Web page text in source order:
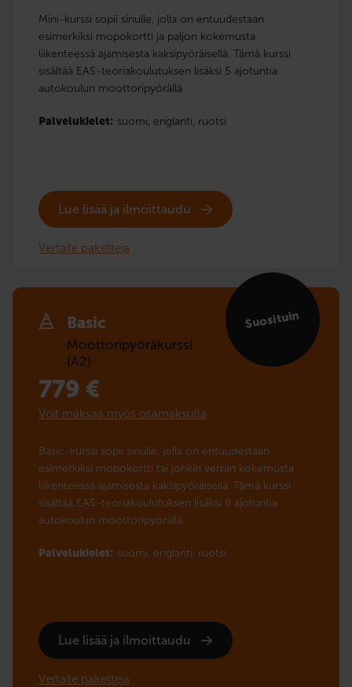
Mini-kurssi sopii sinulle, jolla on entuudestaan
esimerkiksi mopokortti ja paljon kokemusta
liikenteessä ajamisesta kaksipyöräisellä. Tämä kurssi
sisältää EAS-teoriakoulutuksen lisäksi 5 ajotuntia
autokoulun moottoripyörällä
Palvelukielet: suomi, englanti, ruotsi
Lue lisää ja ilmoittaudu
Vertaile paketteja
Basic
Moottoripyöräkurssi
(A2)
Suosituin
779 €
Voit maksaa myös osamaksulla
Basic-kurssi sopii sinulle, jolla on entuudestaan
esimerkiksi mopokortti tai jonkin verran kokemusta
liikenteessä ajamisesta kaksipyöräisellä. Tämä kurssi
sisältää EAS-teoriakoulutuksen lisäksi 8 ajotuntia
autokoulun moottoripyörällä.
Palvelukielet: suomi, englanti, ruotsi
Lue lisää ja ilmoittaudu
Vertaile paketteja